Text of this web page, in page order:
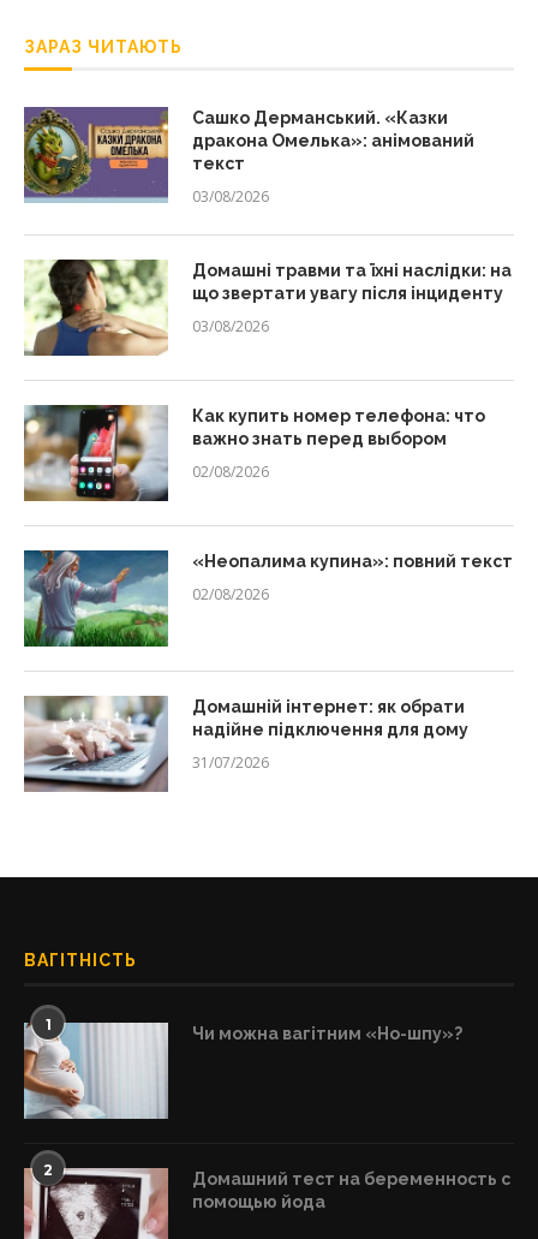
ЗАРАЗ ЧИТАЮТЬ
Сашко Дерманський. «Казки
дракона Омелька»: анімований
текст
03/08/2026
Домашні травми та їхні наслідки: на
що звертати увагу після інциденту
03/08/2026
Как купить номер телефона: что
важно знать перед выбором
02/08/2026
«Неопалима купина»: повний текст
02/08/2026
Домашній інтернет: як обрати
надійне підключення для дому
31/07/2026
ВАГІТНІСТЬ
1 Чи можна вагітним «Но-шпу»?
2
Домашний тест на беременность с
помощью йода